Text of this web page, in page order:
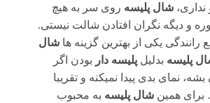
شال پلیسه روی سر به هیچ
و دیگه نگران افتادن شالت نیستی.
رانندگی یکی از بهترین گزینه ها شال
پلیسه بدلیل پلیسه دار بودن اگر
نمای بدی پیدا نمیکنه و تقریبا
برای همین شال پلیسه به محبوب